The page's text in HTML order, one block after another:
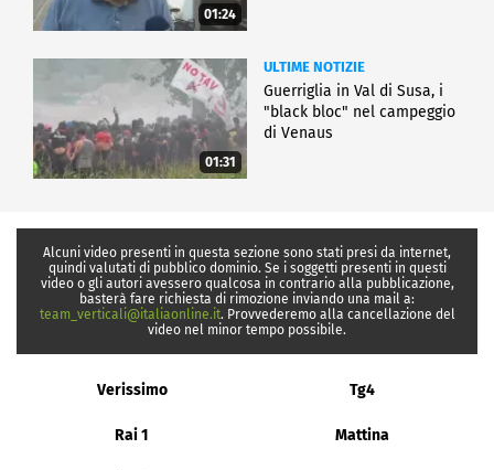
01:24
01:31
ULTIME NOTIZIE
Guerriglia in Val di Susa, i
"black bloc" nel campeggio
di Venaus
Alcuni video presenti in questa sezione sono stati presi da internet,
quindi valutati di pubblico dominio. Se i soggetti presenti in questi
video o gli autori avessero qualcosa in contrario alla pubblicazione,
basterà fare richiesta di rimozione inviando una mail a:
team_verticali@italiaonline.it. Provvederemo alla cancellazione del
video nel minor tempo possibile.
Verissimo Tg4
Rai 1 Mattina